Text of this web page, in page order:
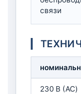
связи
230 В (AC)